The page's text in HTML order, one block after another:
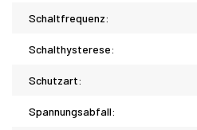
Schaltfrequenz:
Schalthysterese:
Schutzart:
Spannungsabfall: